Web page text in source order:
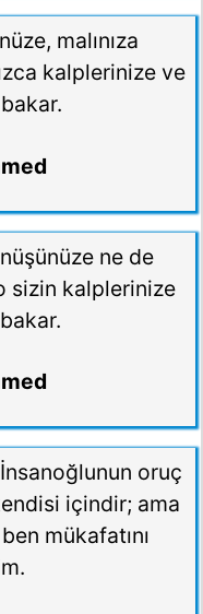
malınıza
kalplerinize ve
ne de
sizin kalplerinize
oruç
içindir; ama
mükafatını